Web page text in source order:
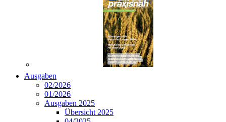
Ausgaben
02/2026
01/2026
Ausgaben 2025
Übersicht 2025